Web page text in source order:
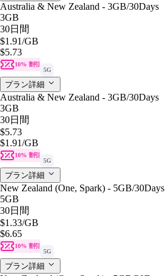
Australia & New Zealand - 3GB/30Days
3GB
30日間
$1.91/GB
$5.73
10% 割引
5G
プラン詳細
Australia & New Zealand - 3GB/30Days
3GB
30日間
$5.73
$1.91/GB
10% 割引
5G
プラン詳細
New Zealand (One, Spark) - 5GB/30Days
5GB
30日間
$1.33/GB
$6.65
10% 割引
5G
プラン詳細